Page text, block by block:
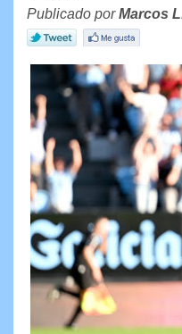
Publicado porMarcos